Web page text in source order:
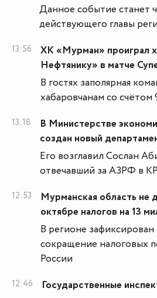
Данное событие станет
действующего главы
13:56
ХК «Мурман» проиграл
Нефтянику» в матче
В гостях заполярная
хабаровчанам со счётом
13:18
В Министерстве
создан новый
Его возглавил Сослан
отвечавший за АЗРФ в
12:53
Мурманская область не
октябре налогов на 13
В регионе
сокращение налоговых
России
12:46
Государственные